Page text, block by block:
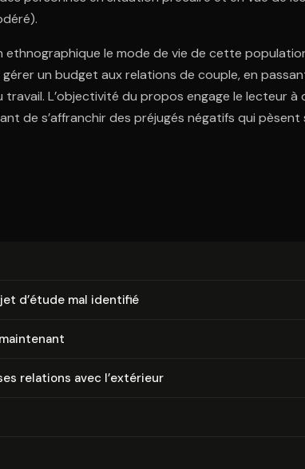
ethnographique le mode de vie de cette
un budget aux relations de couple, en
L’objectivité du propos engage le lecteur à
de s’affranchir des préjugés négatifs qui
d’étude mal identifié
relations avec l’extérieur